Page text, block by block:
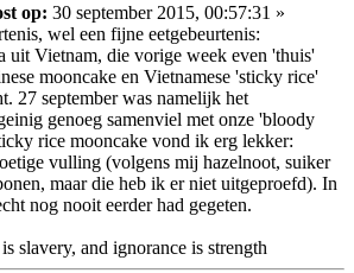
op: 30 september 2015, 00:57:31 »
wel een fijne eetgebeurtenis:
uit Vietnam, die vorige week even 'thuis'
mooncake en Vietnamese 'sticky rice'
27 september was namelijk het
genoeg samenviel met onze 'bloody
rice mooncake vond ik erg lekker:
vulling (volgens mij hazelnoot, suiker
maar die heb ik er niet uitgeproefd). In
nog nooit eerder had gegeten.
slavery, and ignorance is strength